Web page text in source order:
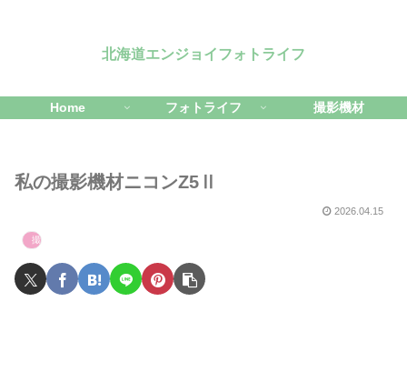
北海道エンジョイフォトライフ
Home フォトライフ 撮影機材
私の撮影機材ニコンZ5Ⅱ
2026.04.15
撮影機材